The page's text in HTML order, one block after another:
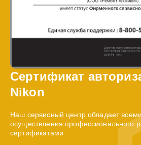
Сертификат
Nikon
Наш сервисный центр обладает
осуществления профессионального
сертификатами: